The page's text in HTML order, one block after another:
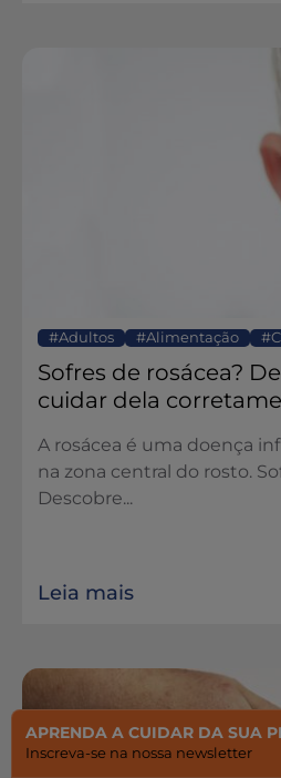
Adultos Alimentação
Sofres de rosácea?
cuidar dela
A rosácea é uma doença
na zona central do rosto.
Descobre...
Leia mais
APRENDA A CUIDAR DA SUA
Inscreva-se na nossa newsletter